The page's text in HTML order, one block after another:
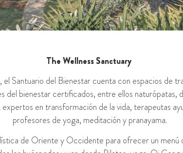
The Wellness Sanctuary
Santuario del Bienestar cuenta con espacios de
del bienestar certificados, entre ellos naturópatas,
en transformación de la vida, terapeutas
profesores de yoga, meditación y pranayama.
de Oriente y Occidente para ofrecer un